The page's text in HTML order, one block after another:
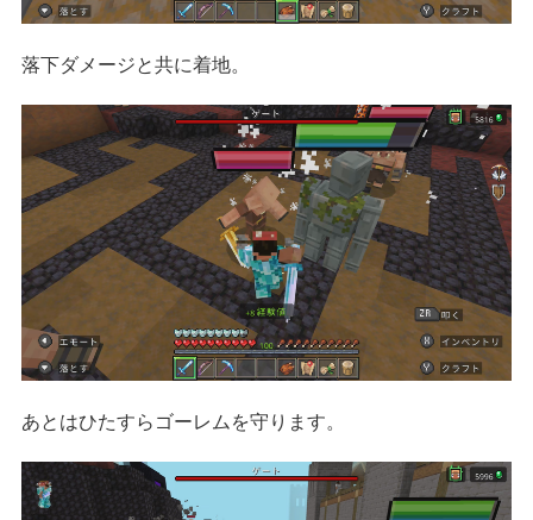
落下ダメージと共に着地。
あとはひたすらゴーレムを守ります。